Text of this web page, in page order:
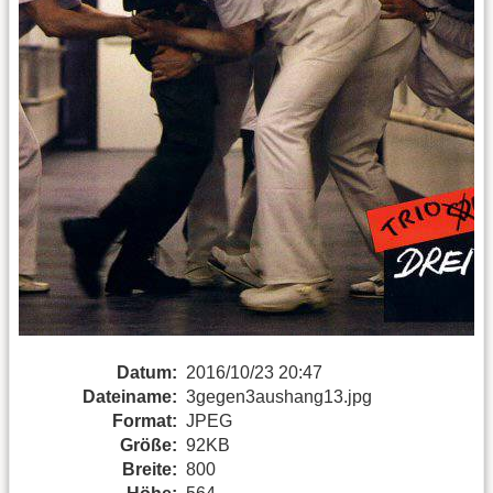
Datum: 2016/10/23 20:47
Dateiname: 3gegen3aushang13.jpg
Format: JPEG
Größe: 92KB
Breite: 800